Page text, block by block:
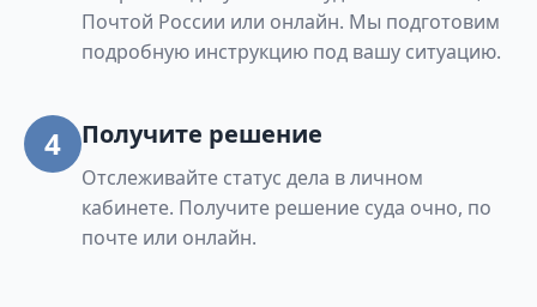
Почтой России или онлайн. Мы подготовим
подробную инструкцию под вашу ситуацию.
4 Получите решение
Отслеживайте статус дела в личном
кабинете. Получите решение суда очно, по
почте или онлайн.